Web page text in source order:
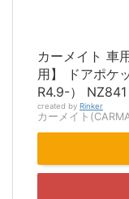
カーメイト 車
用】 ドアポケ
R4.9-） NZ841
created by Rinker
カーメイト